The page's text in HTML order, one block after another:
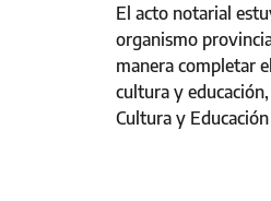
El acto notarial
organismo
manera completar
cultura y educación,
Cultura y